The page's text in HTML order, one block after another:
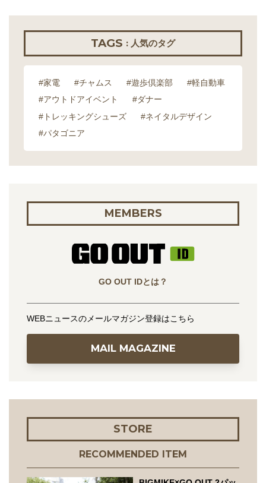
TAGS : 人気のタグ
#家電 #チャムス #遊歩倶楽部
#軽自動車
#アウトドアイベント
#ダナー
#トレッキングシューズ
#ネイタルデザイン
#パタゴニア
MEMBERS
GO OUT IDとは？
WEBニュースのメールマガジン登録はこちら
MAIL MAGAZINE
STORE
RECOMMENDED ITEM